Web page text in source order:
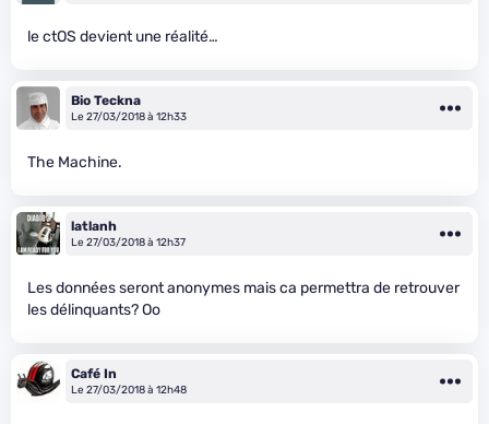
le ctOS devient une réalité…
Bio Teckna
Le 27/03/2018 à 12h33
The Machine.
latlanh
Le 27/03/2018 à 12h37
Les données seront anonymes mais ca permettra de retrouver
les délinquants? Oo
Café In
Le 27/03/2018 à 12h48